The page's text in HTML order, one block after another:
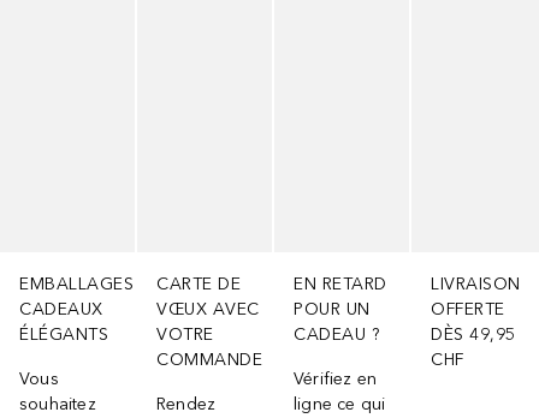
EMBALLAGES
CADEAUX
ÉLÉGANTS
Vous
souhaitez
CARTE DE
VŒUX AVEC
VOTRE
COMMANDE
Rendez
EN RETARD
POUR UN
CADEAU ?
Vérifiez en
ligne ce qui
LIVRAISON
OFFERTE
DÈS 49,95
CHF